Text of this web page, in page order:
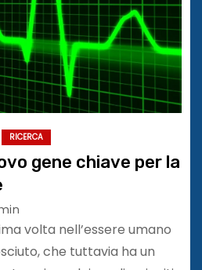
RICERCA
gene chiave per la
volta nell’essere umano
che tuttavia ha un